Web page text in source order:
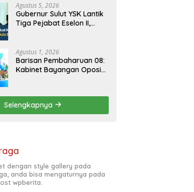
Agustus 5, 2026
Gubernur Sulut YSK Lantik
Tiga Pejabat Eselon II,
Agustus 1, 2026
Barisan Pembaharuan 08:
Kabinet Bayangan Oposisi
Asta Cita Prabowo-Gibran
Selengkapnya
dengan style gallery pada
anda bisa mengaturnya pada
wpberita.